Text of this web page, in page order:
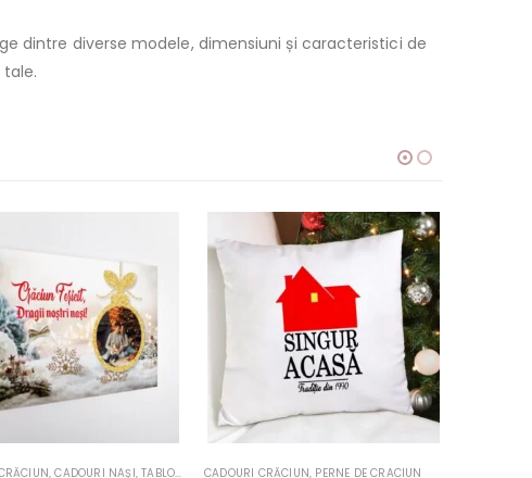
dintre diverse modele, dimensiuni și caracteristici de
,PERNE DE CRACIUN CADOURI CRĂCIUN, PERNE DE CRACIUN